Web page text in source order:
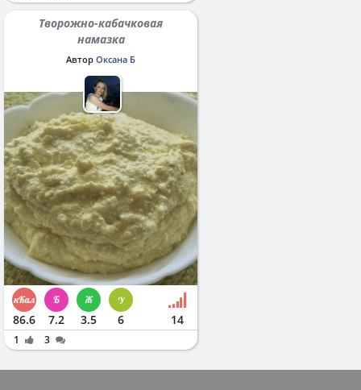
Творожно-кабачковая
намазка
Автор Оксана Б
86.6 7.2 3.5 6 14
1 3